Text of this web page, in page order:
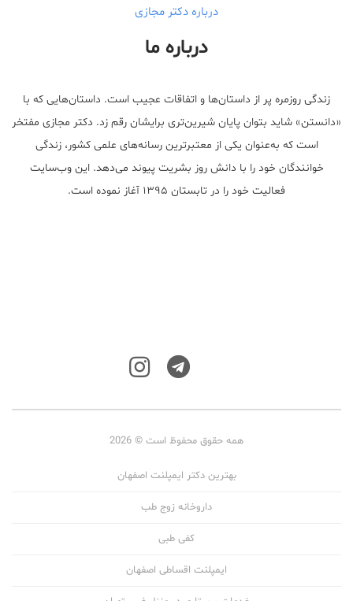
درباره دکتر مجازی
درباره ما
زندگی روزمره پر از داستان‌ها و اتفاقات عجیب است. داستان‌هایی که با
«دانستن» شاید بتوان پایان شیرین‌تری برایشان رقم زد. دکتر مجازی مفتخر
است که به‌عنوان یکی از معتبر‌ترین رسانه‌های علمی کشور، زندگی
خوانندگان خود را با دانش روز بشریت پیوند می‌دهد. این وب‌سایت
فعالیت خود را در تابستان ۱۳۹۵ آغاز نموده است.
همه حقوق محفوظ است © 2026
بهترین دکتر ایمپلنت اصفهان
داروخانه زوج طب
کفی طبی
ایمپلنت اقساطی اصفهان